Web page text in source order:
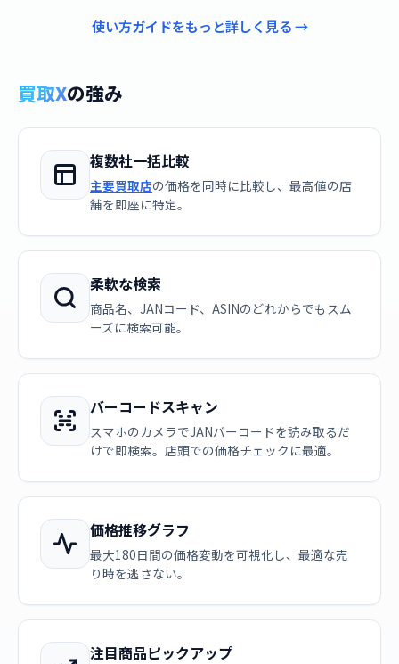
使い方ガイドをもっと詳しく見る →
買取Xの強み
複数社一括比較
主要買取店の価格を同時に比較し、最高値の店
舗を即座に特定。
柔軟な検索
商品名、JANコード、ASINのどれからでもスム
ーズに検索可能。
バーコードスキャン
スマホのカメラでJANバーコードを読み取るだ
けで即検索。店頭での価格チェックに最適。
価格推移グラフ
最大180日間の価格変動を可視化し、最適な売
り時を逃さない。
注目商品ピックアップ